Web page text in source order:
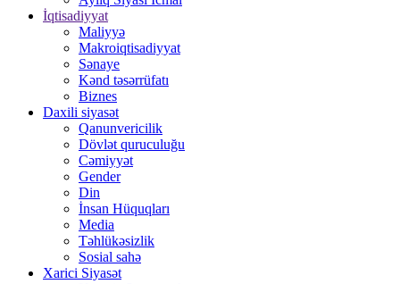
İqtisadiyyat
Maliyyə
Makroiqtisadiyyat
Sənaye
Kənd təsərrüfatı
Biznes
Daxili siyasət
Qanunvericilik
Dövlət quruculuğu
Cəmiyyət
Gender
Din
İnsan Hüquqları
Media
Təhlükəsizlik
Sosial sahə
Xarici Siyasət